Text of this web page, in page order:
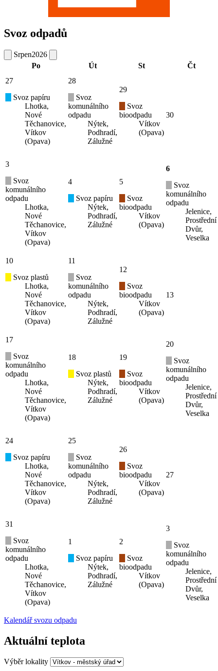
Svoz odpadů
Srpen2026
Po
Út St
Čt
27
Svoz papíru
Lhotka,
Nové
Těchanovice,
Vítkov
(Opava)
28
Svoz
komunálního
odpadu
Nýtek,
Podhradí,
Zálužné
29
Svoz
bioodpadu
Vítkov
(Opava)
30
3
Svoz
komunálního
odpadu
Lhotka,
Nové
Těchanovice,
Vítkov
(Opava)
4
Svoz papíru
Nýtek,
Podhradí,
Zálužné
5
Svoz
bioodpadu
Vítkov
(Opava)
6
Svoz
komunálního
odpadu
Jelenice,
Prostřední
Dvůr,
Veselka
10
Svoz plastů
Lhotka,
Nové
Těchanovice,
Vítkov
(Opava)
11
Svoz
komunálního
odpadu
Nýtek,
Podhradí,
Zálužné
12
Svoz
bioodpadu
Vítkov
(Opava)
13
17
Svoz
komunálního
odpadu
Lhotka,
Nové
Těchanovice,
Vítkov
(Opava)
18
Svoz plastů
Nýtek,
Podhradí,
Zálužné
19
Svoz
bioodpadu
Vítkov
(Opava)
20
Svoz
komunálního
odpadu
Jelenice,
Prostřední
Dvůr,
Veselka
24
Svoz papíru
Lhotka,
Nové
Těchanovice,
Vítkov
(Opava)
25
Svoz
komunálního
odpadu
Nýtek,
Podhradí,
Zálužné
26
Svoz
bioodpadu
Vítkov
(Opava)
27
31
Svoz
komunálního
odpadu
Lhotka,
Nové
Těchanovice,
Vítkov
(Opava)
1
Svoz papíru
Nýtek,
Podhradí,
Zálužné
2
Svoz
bioodpadu
Vítkov
(Opava)
3
Svoz
komunálního
odpadu
Jelenice,
Prostřední
Dvůr,
Veselka
Kalendář svozu odpadu
Aktuální teplota
Výběr lokality